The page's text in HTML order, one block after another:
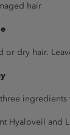
hair
or dry hair.
Hyaloveil and